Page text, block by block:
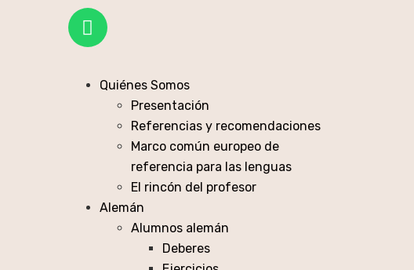
Quiénes Somos
Presentación
Referencias y recomendaciones
Marco común europeo de
referencia para las lenguas
El rincón del profesor
Alemán
Alumnos alemán
Deberes